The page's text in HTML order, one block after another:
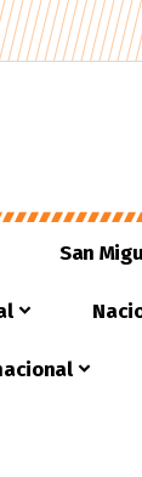
San